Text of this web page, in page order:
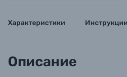
Характеристики Инструкции
Описание